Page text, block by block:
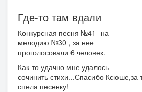
Где-то там вдали
Конкурсная песня №41- на
мелодию №30 , за нее
проголосовали 6 человек.
Как-то удачно мне удалось
сочинить стихи...Спасибо Ксюше,за
спела песенку!